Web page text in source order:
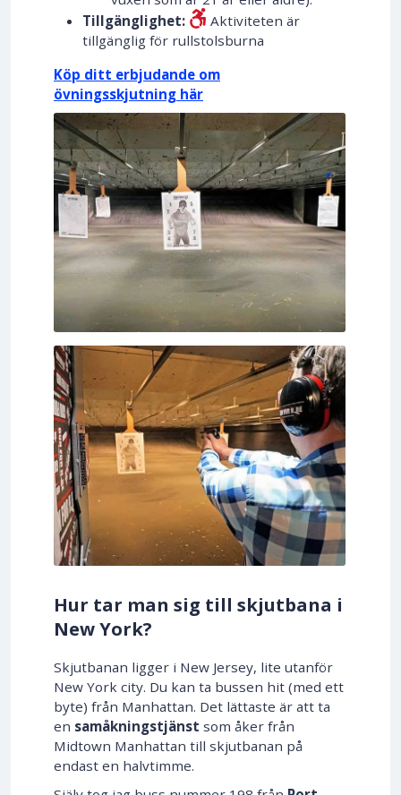
Tillgänglighet:
Aktiviteten är
tillgänglig för rullstolsburna
Köp ditt erbjudande om
övningsskjutning här
Hur tar man sig till skjutbana i
New York?
Skjutbanan ligger i New Jersey, lite utanför
New York city. Du kan ta bussen hit (med ett
byte) från Manhattan. Det lättaste är att ta
en samåkningstjänst som åker från
Midtown Manhattan till skjutbanan på
endast en halvtimme.